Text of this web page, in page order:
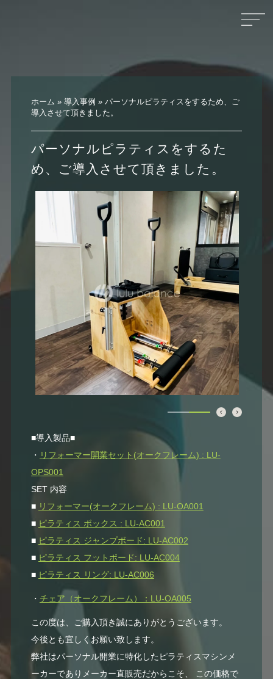
ホーム » 導入事例 » パーソナルピラティスをするため、ご
導入させて頂きました。
パーソナルピラティスをするた
め、ご導入させて頂きました。
■導入製品■
・ リフォーマー開業セット(オークフレーム) : LU-
OPS001
SET 内容
■ リフォーマー(オークフレーム) : LU-OA001
■ ピラティス ボックス : LU-AC001
■ ピラティス ジャンプボード: LU-AC002
■ ピラティス フットボード: LU-AC004
■ ピラティス リング: LU-AC006
・ チェア（オークフレーム）：LU-OA005
この度は、ご購入頂き誠にありがとうございます。
今後とも宜しくお願い致します。
弊社はパーソナル開業に特化したピラティスマシンメ
ーカーでありメーカー直販売だからこそ、 この価格で